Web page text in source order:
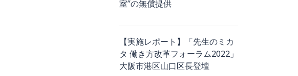
室”の無償提供
【実施レポート】「先生のミカ
タ 働き方改革フォーラム2022」
大阪市港区山口区長登壇